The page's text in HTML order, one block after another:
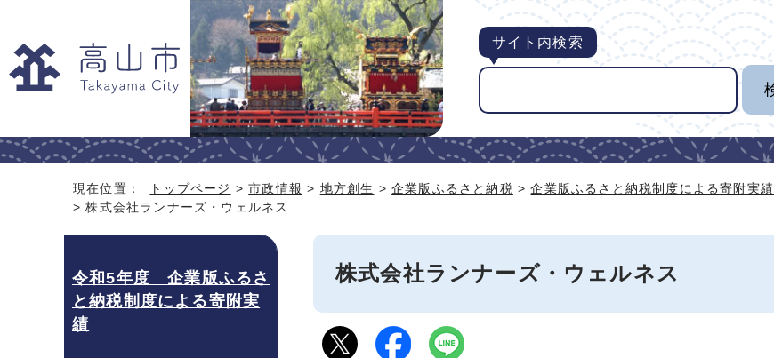
サイト内検索
現在位置： トップページ >市政情報 > 地方創生 >企業版ふるさと納税 >企業版ふるさと納税制度による寄附実績
> 株式会社ランナーズ・ウェルネス
株式会社ランナーズ・ウェルネス
令和5年度 企業版ふるさ
と納税制度による寄附実
績